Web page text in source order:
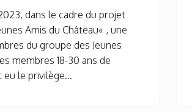
dans le cadre du projet
Amis du Château« , une
du groupe des Jeunes
membres 18-30 ans de
eu le privilège...